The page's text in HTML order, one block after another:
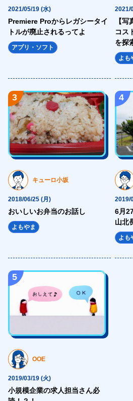
2021/05/19 (水)
Premiere Proからレガシータイ
トルが廃止されるってよ
アプリ・ソフト
2021/
【
コス
を探
よも
3
キューロ小坂
2018/06/25 (月)
おいしいお弁当のお話し
よもやま
4
2019/
6月
山北
よも
5
OOE
2019/03/19 (火)
小規模企業の求人担当さん必
<p class="topImp-date fz16
<a href="https://hajimecreate.com/
class="topImp-link fz18 white1 my-
</div>
<section class="topNav">
<div class="topNav-body">
<h2 class="topNav-ttl fz32 lh14 blue4
まずはコチラから
<span class="fz72 ffLo blue1 sfz30">ハ
</h2>
<a href="" title="WEB制作"
<picture>
<source type="image/webp"
srcset="https://hajimecreate.com/wp-
<source media="(max-width: 1023px)"
srcset="https://hajimecreate.com/wp-
<img src="https://hajimecreate.com/wp-
alt="WEB制作" class="imgBk"
</picture>
<p class="topNav-txt1">
<svg>
<use xlink:href="https://
</svg>